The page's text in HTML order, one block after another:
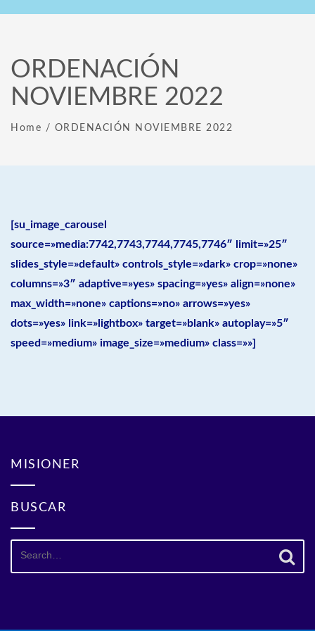
ORDENACIÓN
NOVIEMBRE 2022
Home / ORDENACIÓN NOVIEMBRE 2022
[su_image_carousel
source=»media:7742,7743,7744,7745,7746″ limit=»25″
slides_style=»default» controls_style=»dark» crop=»none»
columns=»3″ adaptive=»yes» spacing=»yes» align=»none»
max_width=»none» captions=»no» arrows=»yes»
dots=»yes» link=»lightbox» target=»blank» autoplay=»5″
speed=»medium» image_size=»medium» class=»»]
MISIONER
BUSCAR
Search